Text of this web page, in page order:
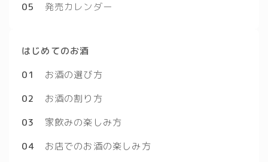
05
発売カレンダー
はじめてのお酒
01
お酒の選び方
02
お酒の割り方
03
家飲みの楽しみ方
04 お店でのお酒の楽しみ方